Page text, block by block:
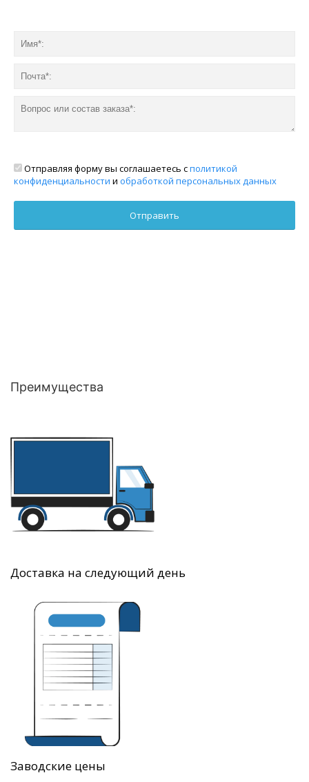
Отправляя форму вы соглашаетесь сполитикой
конфиденциальности и обработкой персональных данных
Преимущества
Доставка на следующий день
Заводские цены